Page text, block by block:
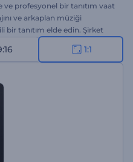
ve profesyonel bir tanıtım vaat
ve arkaplan müziği
bir tanıtım elde edin. Şirket
girişleri, kanal intro ve
bir seçenek. Hemen
1:1